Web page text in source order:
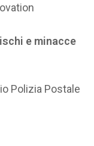
e minacce
Polizia Postale